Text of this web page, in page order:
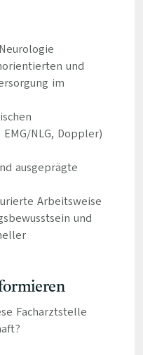
und
im
NLG, Doppler)
ausgeprägte
Arbeitsweise
und
Facharztstelle